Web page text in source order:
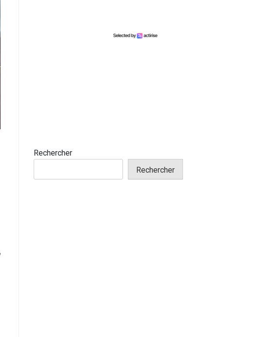
Rechercher
Rechercher